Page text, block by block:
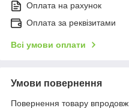
Оплата на рахунок
Оплата за реквізитами
Всі умови оплати
Умови повернення
Повернення товару